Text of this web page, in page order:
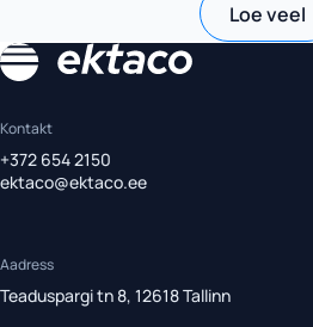
Loe veel
Kontakt
+372 654 2150
ektaco@ektaco.ee
Aadress
Teaduspargi tn 8, 12618 Tallinn